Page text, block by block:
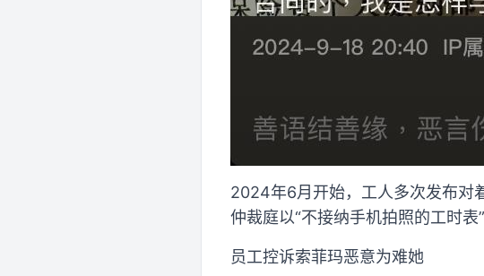
2024年6月开始，工人多次发布对
仲裁庭以“不接纳手机拍照的工时
员工控诉索菲玛恶意为难她